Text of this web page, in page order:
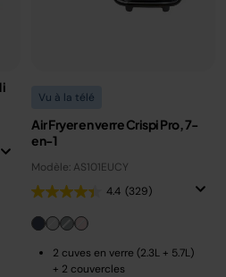
Vu à la télé
Air Fryer en verre Crispi Pro, 7-
en-1
Modèle: AS101EUCY
4.4 (329)
2 cuves en verre (2.3L + 5.7L)
+ 2 couvercles